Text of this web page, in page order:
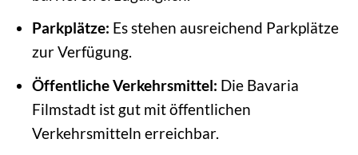
Parkplätze: Es stehen ausreichend Parkplätze
zur Verfügung.
Öffentliche Verkehrsmittel: Die Bavaria
Filmstadt ist gut mit öffentlichen
Verkehrsmitteln erreichbar.